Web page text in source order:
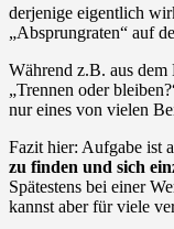
derjenige eigentlich
„Absprungraten“ auf
Während z.B. aus dem
„Trennen oder
nur eines von vielen
Fazit hier: Aufgabe ist
zu finden und sich
Spätestens bei einer
kannst aber für viele